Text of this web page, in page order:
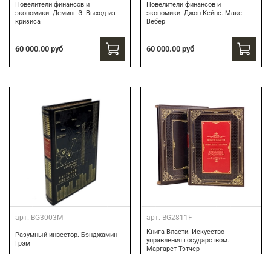
Повелители финансов и
экономики. Деминг Э. Выход из
кризиса
60 000.00 руб
Повелители финансов и
экономики. Джон Кейнс. Макс
Вебер
60 000.00 руб
арт. BG3003M
Разумный инвестор. Бэнджамин
Грэм
арт. BG2811F
Книга Власти. Искусство
управления государством.
Маргарет Тэтчер